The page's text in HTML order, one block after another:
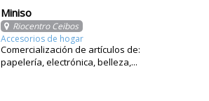
Miniso
Riocentro Ceibos
Accesorios de hogar
Comercialización de artículos de:
papelería, electrónica, belleza,...